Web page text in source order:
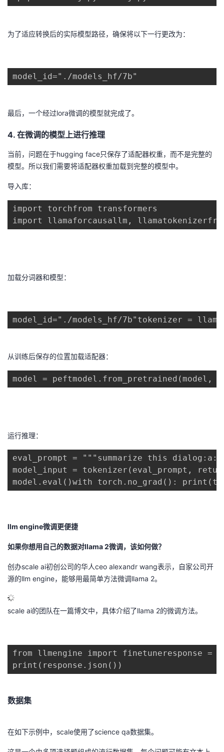
为了适应转换后的实际模型路径，确保将以下一行更改为：
model_id="./models_hf/7b"
最后，一个经过lora微调的模型就完成了。
4. 在微调的模型上进行推理
当前，问题在于hugging face只保存了适配器权重，而不是完整的
模型。所以我们需要将适配器权重加载到完整的模型中。
导入库：
import torchfrom transformers
import llamaforcausallm,
加载分词器和模型：
model_id="./models_hf/7b"tokenizer =
从训练后保存的位置加载适配器：
model = peftmodel.from_pretrained(model,
运行推理：
eval_prompt = """summarize this
model_input = tokenizer(eval_prompt,
model.eval()with torch.no_grad():
llm engine微调更便捷
如果你想用自己的数据对llama 2微调，该如何做？
创办scale ai初创公司的华人ceo alexandr wang表示，自家公司开
源的llm engine，能够用最简单方法微调llama 2。
scale ai的团队在一篇博文中，具体介绍了llama 2的微调方法。
from llmengine import finetuneresponse
print(response.json())
数据集
在如下示例中，scale使用了science qa数据集。